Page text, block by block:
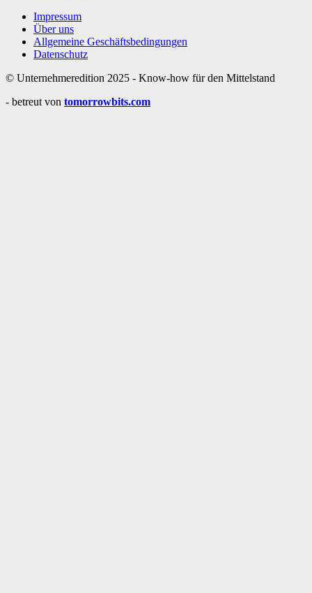
Impressum
Über uns
Allgemeine Geschäftsbedingungen
Datenschutz
© Unternehmeredition 2025 - Know-how für den Mittelstand
- betreut von tomorrowbits.com